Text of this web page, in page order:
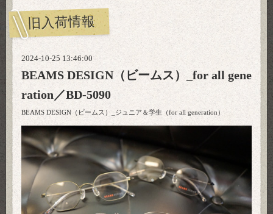
旧入荷情報
2024-10-25 13:46:00
BEAMS DESIGN（ビームス）_for all gene
ration／BD-5090
BEAMS DESIGN（ビームス）_ジュニア＆学生（for all generation）